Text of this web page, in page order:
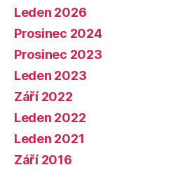
Leden 2026
Prosinec 2024
Prosinec 2023
Leden 2023
Září 2022
Leden 2022
Leden 2021
Září 2016